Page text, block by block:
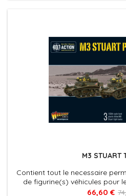
M3 STUART
Contient tout le necessaire
de figurine(s) véhicules pour
fournies avec leurs socles.
66,60 €